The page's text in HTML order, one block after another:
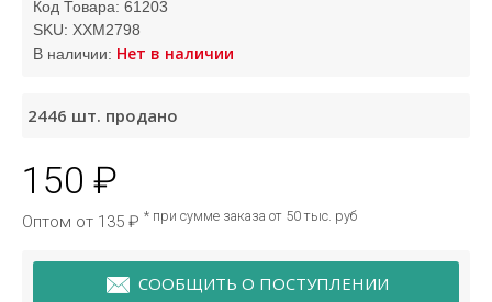
Код Товара: 61203
SKU: XXM2798
В наличии: Нет в наличии
2446 шт. продано
150 ₽
Оптом от 135 ₽ * при сумме заказа от 50 тыс. руб
СООБЩИТЬ О ПОСТУПЛЕНИИ